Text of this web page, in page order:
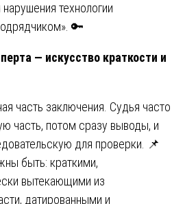
технологии
🔑
— искусство краткости и
часть заключения. Судья часто
часть, потом сразу выводы, и
для проверки. 📌
быть: краткими,
вытекающими из
датированными и